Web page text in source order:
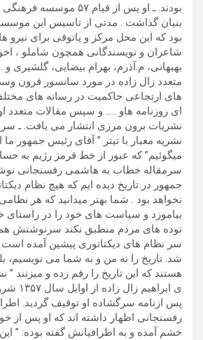
بودند. ـ او پس از قیام ۵۷
بنیان گذاشت . مدتی از تاسیس این
بود که این محل مرکز و پاتوقی برای نیرو
شاعران و نویسندگانی همچون شاملو ،
بهبهانی، م.آذرم، بهرام بیضایی، گلشیری
متعدد زال زاده در مورد سانسور قرون
های ارتجاعی حاکمیت در رسانه های
ای روزنامه هاو ….. و سپس مقالات متعدد او
نشریات برون مرزی انتشار می یافت. ـ
نشریه معیار با تیتر ” آقای رئیس جمهور
میگوئیم” که عبور از خط قرمز رژیم به
سرمقاله خطاب به هاشمی رفسنجانی
جمهور در تاریخ دیده ایم که هیچ نظام
نخواهد بود . شما بهتر میدانید که هر نظامی
بیاموزد و سیاست های خود را در راستای
توده های مردم منطبق نکند سرنوشتش
سر نظام های دیکتاتوری پیشین آمده
شد. تاریخ را نه من و نه شما می نویسیم،
هستند که این تاریخ را رقم زده و میزنند ”
ی
پس ازنامه سرگشاده او توقیف گردید.
رفسنجانی اظهار داشته اند که او پس از
خشم آمده و به اطرافیانش گفته بوده: ”